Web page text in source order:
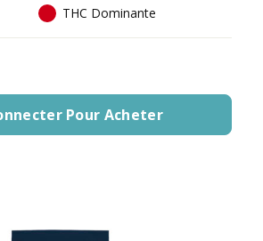
THC Dominante
Pour Acheter